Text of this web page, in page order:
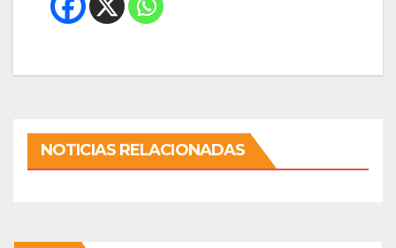
NOTICIAS RELACIONADAS